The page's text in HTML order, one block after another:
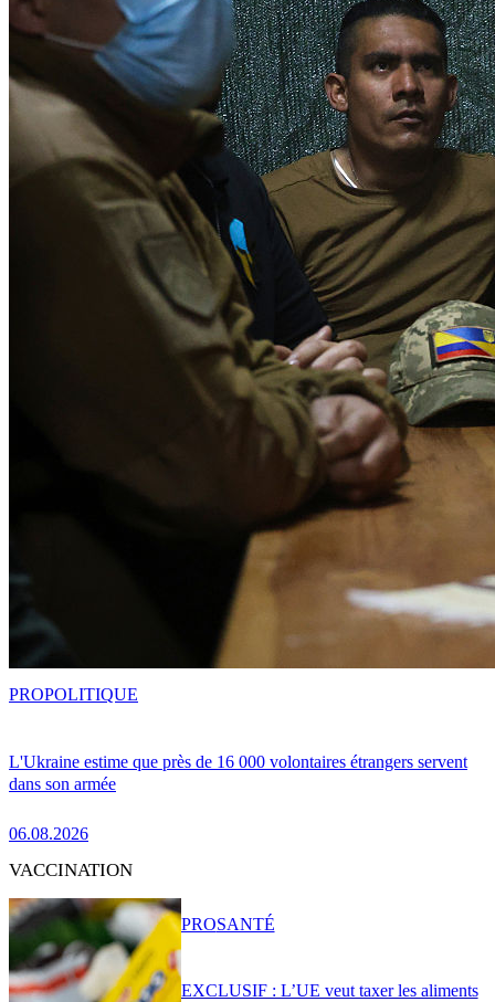
L'Ukraine estime que près de 16 000 volontaires étrangers servent
dans son armée
06.08.2026
PROPOLITIQUE
VACCINATION
EXCLUSIF : L’UE veut taxer les aliments
PROSANTÉ